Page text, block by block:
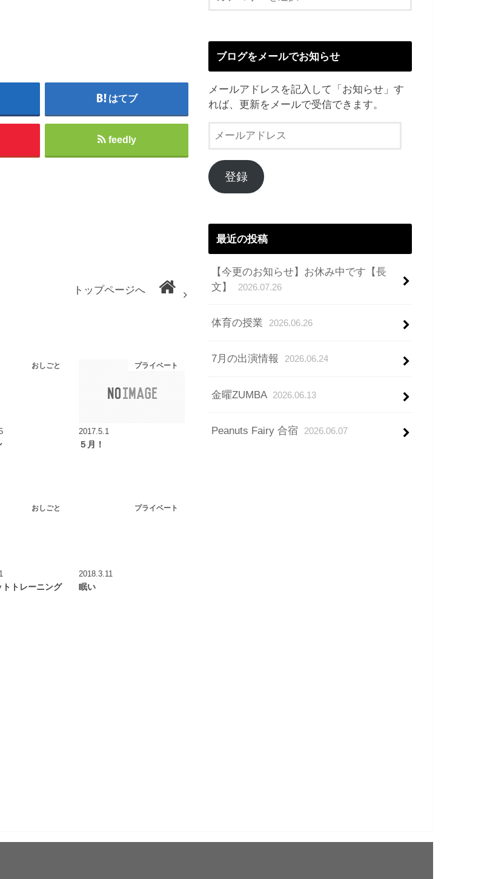
はてブ
feedly
トップページへ
おしごと プライベート
2017.5.1
５月！
おしごと
トトレーニング
プライベート
2018.3.11
眠い
ブログをメールでお知らせ
メールアドレスを記入して「お知らせ」す
れば、更新をメールで受信できます。
ル
ア
ド
登録
最近の投稿
【今更のお知らせ】お休み中です【長
文】
2026.07.26
体育の授業 2026.06.26
7月の出演情報 2026.06.24
金曜ZUMBA 2026.06.13
Peanuts Fairy 合宿 2026.06.07